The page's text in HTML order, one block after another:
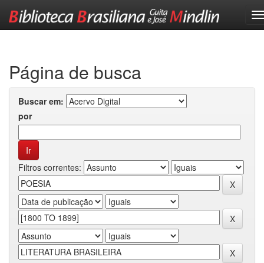
Página de busca
Buscar em:
por
Filtros correntes: